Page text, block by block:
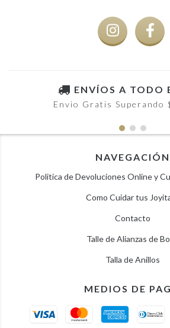
ENVÍOS A TODO
Envio Gratis Superando
NAVEGACIÓN
Politica de Devoluciones Online y
Como Cuidar tus
Contacto
Talle de Alianzas de
Talla de Anillos
MEDIOS DE